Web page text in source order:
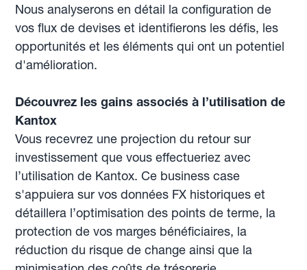
Nous analyserons en détail la configuration de
vos flux de devises et identifierons les défis, les
opportunités et les éléments qui ont un potentiel
d'amélioration.
Découvrez les gains associés à l’utilisation de
Kantox
Vous recevrez une projection du retour sur
investissement que vous effectueriez avec
l’utilisation de Kantox. Ce business case
s'appuiera sur vos données FX historiques et
détaillera l’optimisation des points de terme, la
protection de vos marges bénéficiaires, la
réduction du risque de change ainsi que la